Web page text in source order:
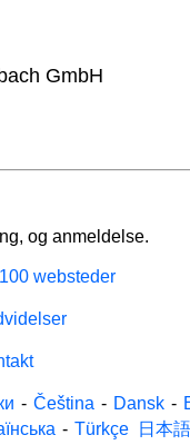
GmbH
og anmeldelse.
websteder
- Čeština - Dansk -
- Türkçe 日本語